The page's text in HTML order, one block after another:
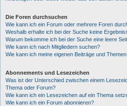
Die Foren durchsuchen
Wie kann ich ein Forum oder mehrere Foren
Weshalb erhalte ich bei der Suche keine
Warum bekomme ich bei der Suche eine leere
Wie kann ich nach Mitgliedern suchen?
Wie kann ich meine eigenen Beiträge und
Abonnements und Lesezeichen
Was ist der Unterschied zwischen einem
Thema oder Forum?
Wie kann ich ein Lesezeichen auf ein Thema
Wie kann ich ein Forum abonnieren?